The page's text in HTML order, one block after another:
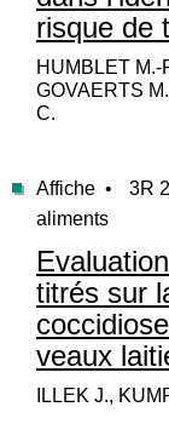
risque de
HUMBLET M.-
GOVAERTS
C.
Affiche •
3R
aliments
titrés sur
veaux
ILLEK J.,